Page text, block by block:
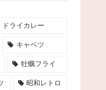
ドライカレー
キャベツ
牡蠣フライ
昭和レトロ